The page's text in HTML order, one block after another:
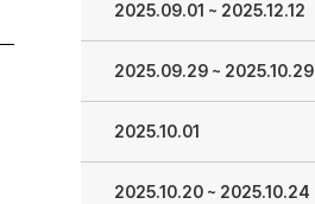
2025.09.01 ~ 2025.12.12
2025.09.29 ~ 2025.10.29
2025.10.01
2025.10.20 ~ 2025.10.24